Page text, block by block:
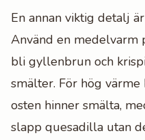
En annan viktig detalj
Använd en medelvarm
bli gyllenbrun och
smälter. För hög
osten hinner smälta,
slapp quesadilla utan